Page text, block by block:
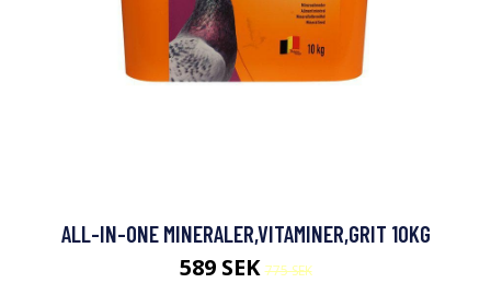
ALL-IN-ONE MINERALER,VITAMINER,GRIT 10KG
589 SEK775 SEK